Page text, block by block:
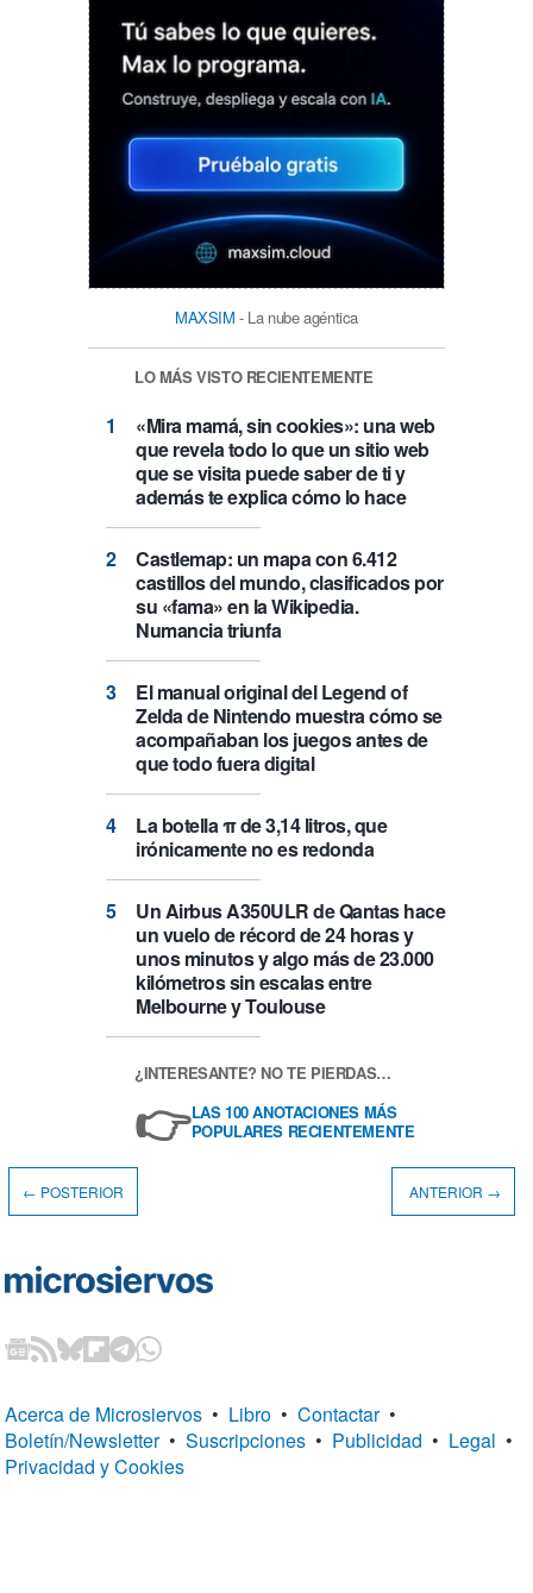
MAXSIM - La nube agéntica
LO MÁS VISTO RECIENTEMENTE
«Mira mamá, sin cookies»: una web
que revela todo lo que un sitio web
que se visita puede saber de ti y
además te explica cómo lo hace
Castlemap: un mapa con 6.412
castillos del mundo, clasificados por
su «fama» en la Wikipedia.
Numancia triunfa
El manual original del Legend of
Zelda de Nintendo muestra cómo se
acompañaban los juegos antes de
que todo fuera digital
La botella π de 3,14 litros, que
irónicamente no es redonda
Un Airbus A350ULR de Qantas hace
un vuelo de récord de 24 horas y
unos minutos y algo más de 23.000
kilómetros sin escalas entre
Melbourne y Toulouse
¿INTERESANTE? NO TE PIERDAS…
👉LAS 100 ANOTACIONES MÁS
POPULARES RECIENTEMENTE
← POSTERIOR ANTERIOR →
Acerca de Microsiervos • Libro • Contactar •
Boletín/Newsletter • Suscripciones • Publicidad • Legal •
Privacidad y Cookies